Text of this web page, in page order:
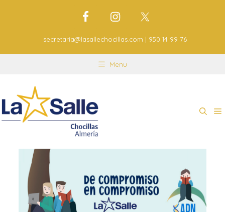
secretaria@lasallechocillas.com | 950 14 99 76
Menu